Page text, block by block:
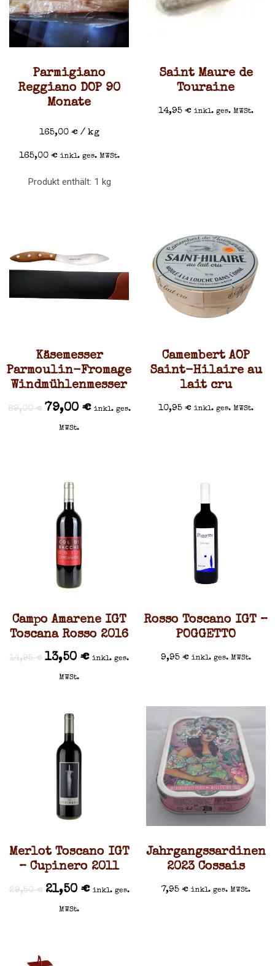
Parmigiano
Reggiano DOP 90
Monate
165,00 €/ kg
165,00 € inkl. ges. MWSt.
Produkt enthält: 1 kg
Saint Maure de
Touraine
14,95 € inkl. ges. MWSt.
Käsemesser
Parmoulin-Fromage
Windmühlenmesser
89,00€ 79,00 € inkl. ges.
MWSt.
Camembert AOP
Saint-Hilaire au
lait cru
10,95 € inkl. ges. MWSt.
Campo Amarene IGT
Toscana Rosso 2016
14,95€ 13,50€ inkl. ges.
MWSt.
Rosso Toscano IGT –
POGGETTO
9,95 € inkl. ges. MWSt.
Merlot Toscano IGT
– Cupinero 2011
29,50€ 21,50 € inkl. ges.
MWSt.
Jahrgangssardinen
2023 Cossais
7,95 € inkl. ges. MWSt.